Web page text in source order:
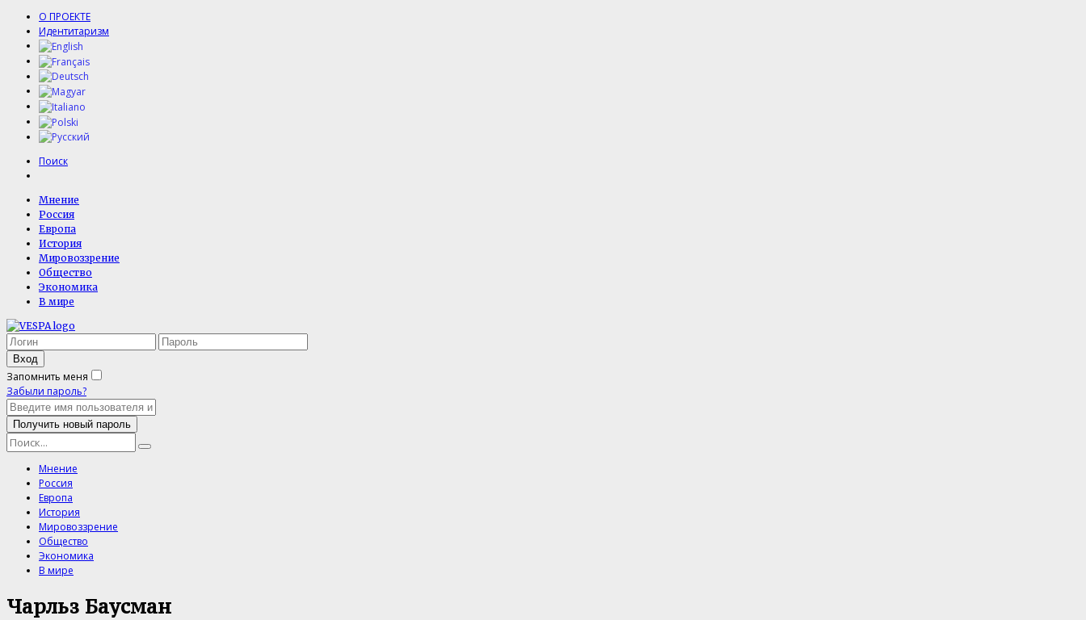
О ПРОЕКТЕ
Идентитаризм
Поиск
Мнение
Россия
Европа
История
Мировоззрение
Общество
Экономика
В мире
Запомнить меня
Забыли пароль?
Мнение
Россия
Европа
История
Мировоззрение
Общество
Экономика
В мире
Чарльз Баусман